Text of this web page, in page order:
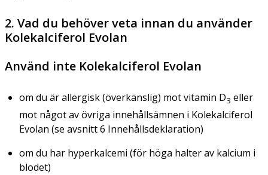
2. Vad du behöver veta innan du använder
Kolekalciferol Evolan
Använd inte Kolekalciferol Evolan
om du är allergisk (överkänslig) mot vitamin D3 eller
mot något av övriga innehållsämnen i Kolekalciferol
Evolan (se avsnitt 6 Innehållsdeklaration)
om du har hyperkalcemi (för höga halter av kalcium i
blodet)